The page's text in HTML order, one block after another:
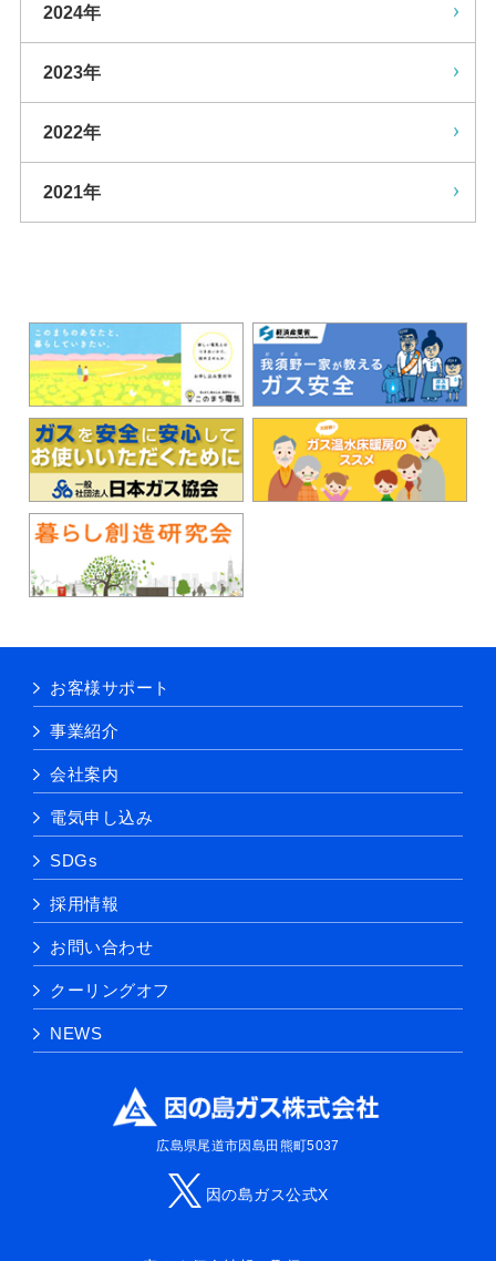
2024年
2023年
2022年
2021年
広島県尾道市因島田熊町5037
因の島ガス公式X
お客様サポート
事業紹介
会社案内
電気申し込み
SDGs
採用情報
お問い合わせ
クーリングオフ
NEWS